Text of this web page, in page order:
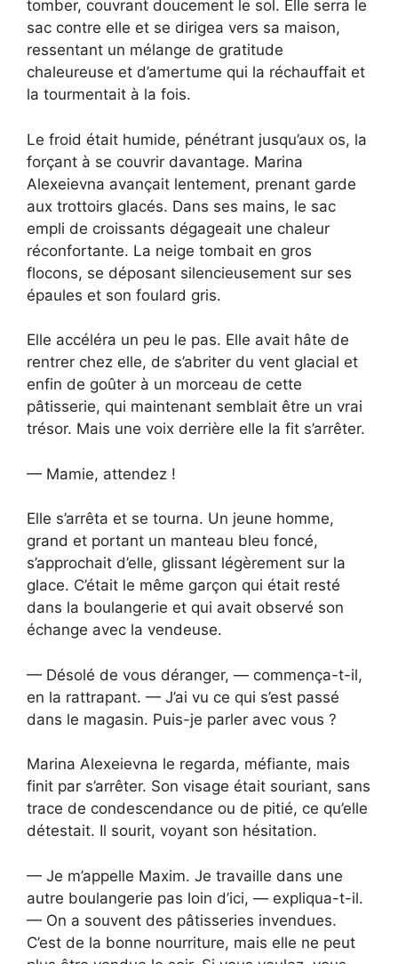
tomber, couvrant doucement le sol. Elle serra le
sac contre elle et se dirigea vers sa maison,
ressentant un mélange de gratitude
chaleureuse et d’amertume qui la réchauffait et
la tourmentait à la fois.
Le froid était humide, pénétrant jusqu’aux os, la
forçant à se couvrir davantage. Marina
Alexeievna avançait lentement, prenant garde
aux trottoirs glacés. Dans ses mains, le sac
empli de croissants dégageait une chaleur
réconfortante. La neige tombait en gros
flocons, se déposant silencieusement sur ses
épaules et son foulard gris.
Elle accéléra un peu le pas. Elle avait hâte de
rentrer chez elle, de s’abriter du vent glacial et
enfin de goûter à un morceau de cette
pâtisserie, qui maintenant semblait être un vrai
trésor. Mais une voix derrière elle la fit s’arrêter.
— Mamie, attendez !
Elle s’arrêta et se tourna. Un jeune homme,
grand et portant un manteau bleu foncé,
s’approchait d’elle, glissant légèrement sur la
glace. C’était le même garçon qui était resté
dans la boulangerie et qui avait observé son
échange avec la vendeuse.
— Désolé de vous déranger, — commença-t-il,
en la rattrapant. — J’ai vu ce qui s’est passé
dans le magasin. Puis-je parler avec vous ?
Marina Alexeievna le regarda, méfiante, mais
finit par s’arrêter. Son visage était souriant, sans
trace de condescendance ou de pitié, ce qu’elle
détestait. Il sourit, voyant son hésitation.
— Je m’appelle Maxim. Je travaille dans une
autre boulangerie pas loin d’ici, — expliqua-t-il.
— On a souvent des pâtisseries invendues.
C’est de la bonne nourriture, mais elle ne peut